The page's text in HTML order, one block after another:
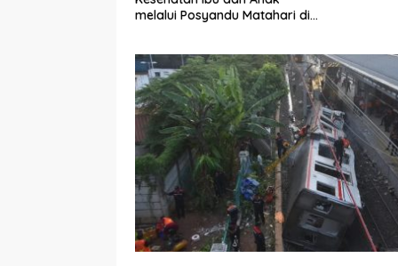
melalui Posyandu Matahari di